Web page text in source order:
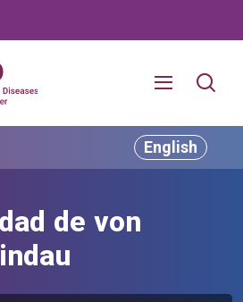
English
de von